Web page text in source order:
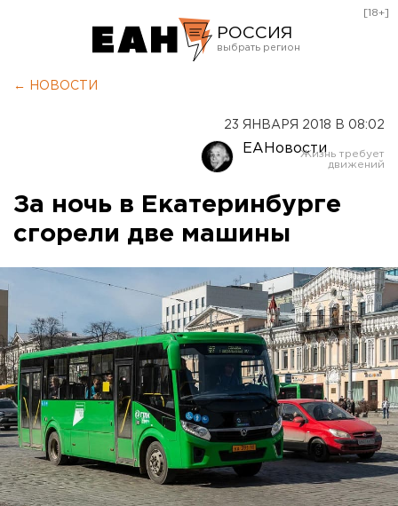
РОССИЯ
Оренбург
[18+]
← НОВОСТИ
23 ЯНВАРЯ 2018 В 08:02
ЕАНовости
За ночь в Екатеринбурге
сгорели две машины